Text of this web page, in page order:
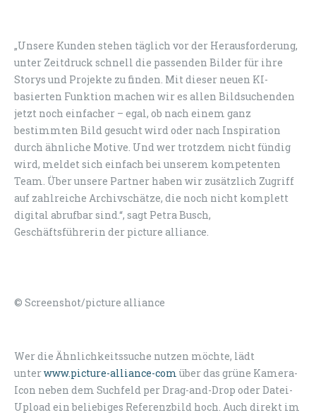
„Unsere Kunden stehen täglich vor der Herausforderung,
unter Zeitdruck schnell die passenden Bilder für ihre
Storys und Projekte zu finden. Mit dieser neuen KI-
basierten Funktion machen wir es allen Bildsuchenden
jetzt noch einfacher – egal, ob nach einem ganz
bestimmten Bild gesucht wird oder nach Inspiration
durch ähnliche Motive. Und wer trotzdem nicht fündig
wird, meldet sich einfach bei unserem kompetenten
Team. Über unsere Partner haben wir zusätzlich Zugriff
auf zahlreiche Archivschätze, die noch nicht komplett
digital abrufbar sind.“, sagt Petra Busch,
Geschäftsführerin der picture alliance.
© Screenshot/picture alliance
Wer die Ähnlichkeitssuche nutzen möchte, lädt
unterwww.picture-alliance-com über das grüne Kamera-
Icon neben dem Suchfeld per Drag-and-Drop oder Datei-
Upload ein beliebiges Referenzbild hoch. Auch direkt im